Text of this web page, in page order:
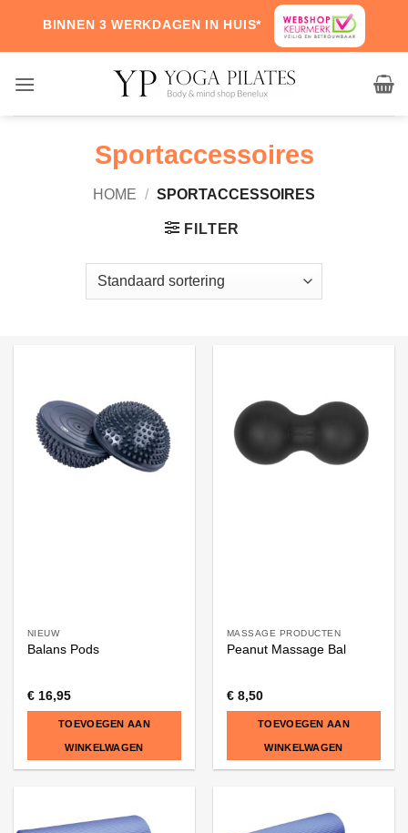
content
BINNEN 3 WERKDAGEN IN HUIS*
Sportaccessoires
HOME / SPORTACCESSOIRES
FILTER
NIEUW
Balans Pods
€16,95
TOEVOEGEN AAN
WINKELWAGEN
MASSAGE PRODUCTEN
Peanut Massage Bal
€8,50
TOEVOEGEN AAN
WINKELWAGEN